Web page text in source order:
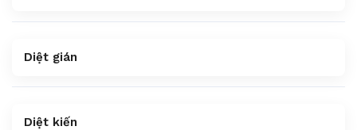
Diệt gián
Diệt kiến